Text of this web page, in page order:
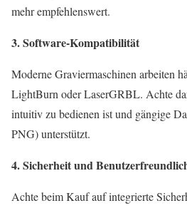
mehr empfehlenswert.
3. Software-Kompatibilität
Moderne Graviermaschinen arbeiten
LightBurn oder LaserGRBL. Achte
intuitiv zu bedienen ist und gängige
PNG) unterstützt.
4. Sicherheit und
Achte beim Kauf auf integrierte